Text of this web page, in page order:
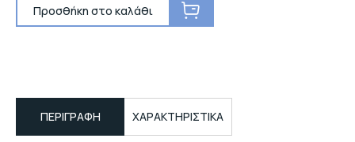
Προσθήκη στο καλάθι
ΠΕΡΙΓΡΑΦΉ ΧΑΡΑΚΤΗΡΙΣΤΙΚΑ